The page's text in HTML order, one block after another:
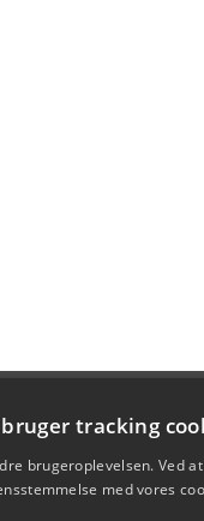
tracking
brugeroplevelsen. Ved
med vores